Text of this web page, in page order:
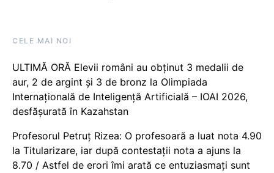
CELE MAI NOI
ULTIMĂ ORĂ Elevii români au obținut 3 medalii de
aur, 2 de argint și 3 de bronz la Olimpiada
Internațională de Inteligență Artificială – IOAI 2026,
desfășurată în Kazahstan
Profesorul Petruț Rizea: O profesoară a luat nota 4.90
la Titularizare, iar după contestații nota a ajuns la
8.70 / Astfel de erori îmi arată ce entuziasmați sunt